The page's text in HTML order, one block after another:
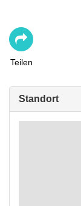
Teilen
Standort